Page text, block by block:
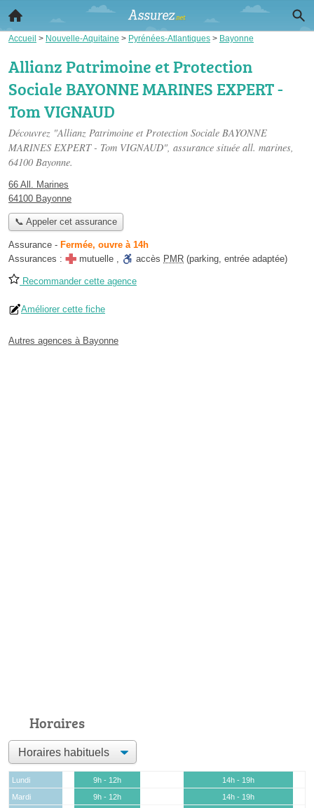
Accueil > Nouvelle-Aquitaine > Pyrénées-Atlantiques > Bayonne
Allianz Patrimoine et Protection
Sociale BAYONNE MARINES EXPERT -
Tom VIGNAUD
Découvrez "Allianz Patrimoine et Protection Sociale BAYONNE
MARINES EXPERT - Tom VIGNAUD", assurance située all. marines,
64100 Bayonne.
66 All. Marines
64100 Bayonne
📞 Appeler cet assurance
Assurance - Fermée, ouvre à 14h
Assurances :
mutuelle , accès PMR (parking, entrée adaptée)
Recommander cette agence
Améliorer cette fiche
Autres agences à Bayonne
Horaires
Lundi 9h - 12h
14h - 19h
Mardi
9h - 12h
14h - 19h